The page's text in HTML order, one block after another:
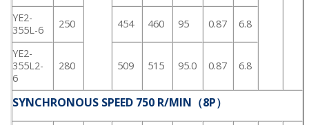
YE2-
355L-6
250 454 460 95 0.87 6.8
YE2-
355L2-
6
280 509 515 95.0 0.87 6.8
SYNCHRONOUS SPEED 750 R/MIN（8P）